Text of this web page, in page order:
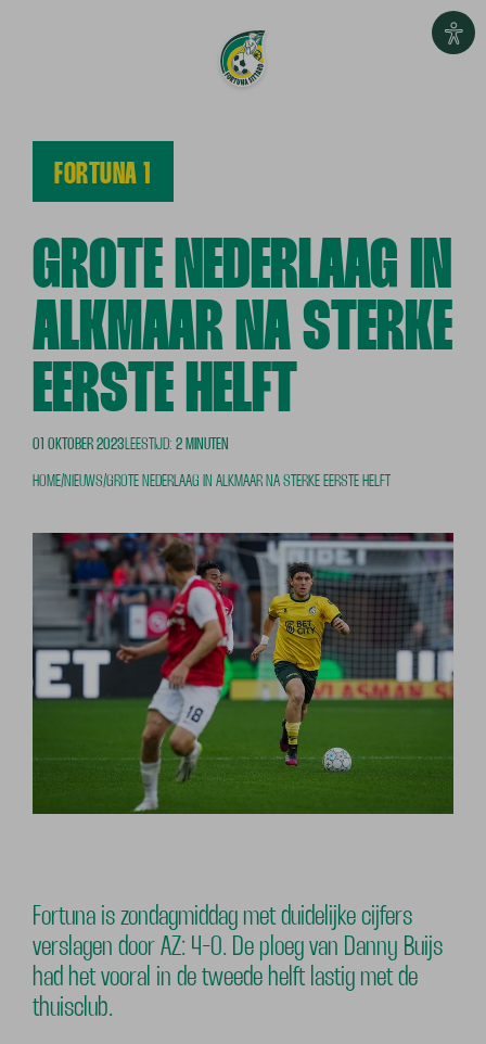
FORTUNA 1
GROTE NEDERLAAG IN
ALKMAAR NA STERKE
EERSTE HELFT
01 OKTOBER 2023LEESTIJD: 2 MINUTEN
HOME/NIEUWS/GROTE NEDERLAAG IN ALKMAAR NA STERKE EERSTE HELFT
Fortuna is zondagmiddag met duidelijke cijfers
verslagen door AZ: 4-0. De ploeg van Danny Buijs
had het vooral in de tweede helft lastig met de
thuisclub.